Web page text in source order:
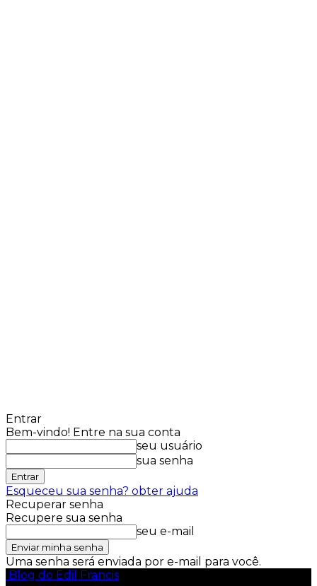
Entrar
Bem-vindo! Entre na sua conta
seu usuário
sua senha
Esqueceu sua senha? obter ajuda
Recuperar senha
Recupere sua senha
seu e-mail
Uma senha será enviada por e-mail para você.
Blog do Edil Francis